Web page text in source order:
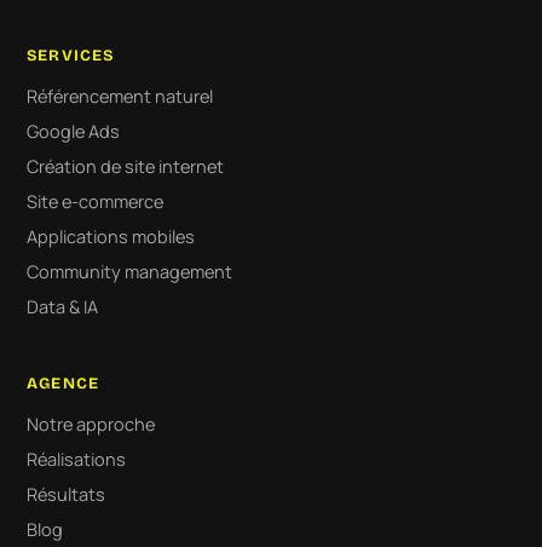
SERVICES
Référencement naturel
Google Ads
Création de site internet
Site e-commerce
Applications mobiles
Community management
Data & IA
AGENCE
Notre approche
Réalisations
Résultats
Blog